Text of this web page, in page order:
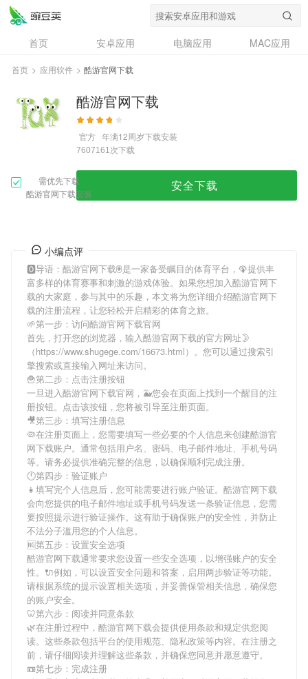
首页 安卓应用 电脑应用
MAC应用
资讯
专题
首页 > 应用软件 > 酷游官网下载
酷游官网下载
官方 年满12周岁下载安装
7607161次下载
需优先下载
酷游官网下载安装
安全下载
小编点评
🅾导语： 酷游官网下载🖲是一家备受瞩目的体育平台，🦚提供丰
富多样的体育赛事和刺激的游戏体验。如果您想加入酷游官网下
载的大家庭，参与其中的乐趣，本文将为您详细介绍酷游官网下
载的注册流程，让您轻松开启精彩的体育之旅。
🌱第一步：访问酷游官网下载官网
首先，打开您的浏览器，输入酷游官网下载的官方网址🌛
（https://www.shugege.com/16673.html）。您可以通过搜索引
擎搜索或直接输入网址来访问。
🍟第二步：点击注册按钮
一旦进入酷游官网下载官网，🐳您会在页面上找到一个醒目的注
册按钮。点击该按钮，您将被引导至注册页面。
🎥第三步：填写注册信息
🦠在注册页面上，您需要填写一些必要的个人信息来创建酷游官
网下载账户。通常包括用户名、密码、电子邮件地址、手机号码
等。请务必提供准确完整的信息，以确保顺利完成注册。
🕛第四步：验证账户
👧填写完个人信息后，您可能需要进行账户验证。 酷游官网下载
会向您提供的电子邮件地址或手机号码发送一条验证信息，您需
要按照提示进行验证操作。这有助于确保账户的安全性，并防止
不法分子滥用您的个人信息。
🆖第五步：设置安全选项
酷游官网下载通常要求您设置一些安全选项，以增强账户的安全
性。🔌例如，可以设置安全问题和答案，启用两步验证等功能。
请根据系统的提示设置相关选项，并妥善保管相关信息，确保您
的账户安全。
🦷第六步：阅读并同意条款
🌿在注册过程中， 酷游官网下载会提供使用条款和规定供您阅
读。这些条款包括平台的使用规范、隐私政策等内容。在注册之
前，请仔细阅读并理解这些条款，并确保您同意并愿意遵守。
📼第七步：完成注册